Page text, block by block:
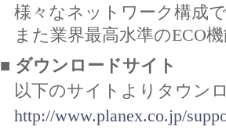
様々なネットワーク構成
また業界最高水準のECO
■ ダウンロードサイト
以下のサイトよりタウン
http://www.planex.co.jp/